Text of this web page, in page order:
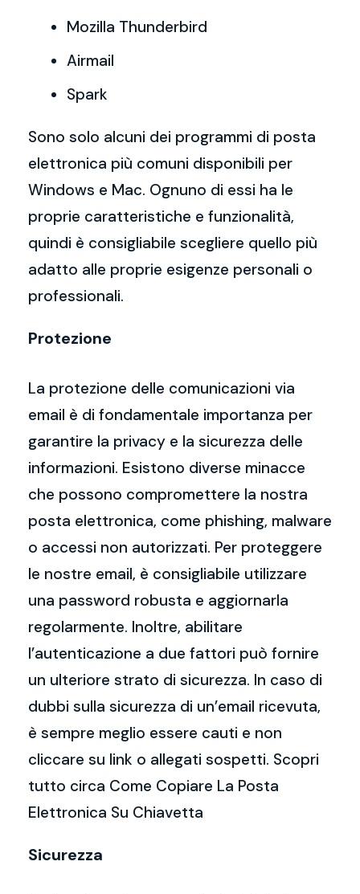
Mozilla Thunderbird
Airmail
Spark
Sono solo alcuni dei programmi di posta
elettronica più comuni disponibili per
Windows e Mac. Ognuno di essi ha le
proprie caratteristiche e funzionalità,
quindi è consigliabile scegliere quello più
adatto alle proprie esigenze personali o
professionali.
Protezione
La protezione delle comunicazioni via
email è di fondamentale importanza per
garantire la privacy e la sicurezza delle
informazioni. Esistono diverse minacce
che possono compromettere la nostra
posta elettronica, come phishing, malware
o accessi non autorizzati. Per proteggere
le nostre email, è consigliabile utilizzare
una password robusta e aggiornarla
regolarmente. Inoltre, abilitare
l’autenticazione a due fattori può fornire
un ulteriore strato di sicurezza. In caso di
dubbi sulla sicurezza di un’email ricevuta,
è sempre meglio essere cauti e non
cliccare su link o allegati sospetti. Scopri
tutto circa Come Copiare La Posta
Elettronica Su Chiavetta
Sicurezza